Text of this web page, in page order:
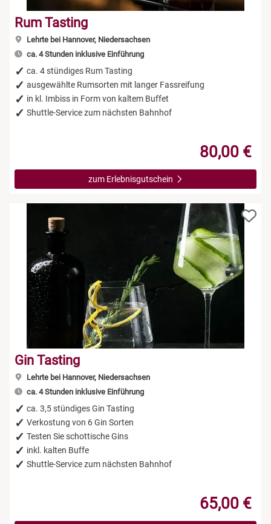
Rum Tasting
Lehrte bei Hannover, Niedersachsen
ca. 4 Stunden inklusive Einführung
ca. 4 stündiges Rum Tasting
ausgewählte Rumsorten mit langer Fassreifung
in kl. Imbiss in Form von kaltem Buffet
Shuttle-Service zum nächsten Bahnhof
80,00 €
zum Erlebnisgutschein
Gin Tasting
Lehrte bei Hannover, Niedersachsen
ca. 4 Stunden inklusive Einführung
ca. 3,5 stündiges Gin Tasting
Verkostung von 6 Gin Sorten
Testen Sie schottische Gins
inkl. kalten Buffe
Shuttle-Service zum nächsten Bahnhof
65,00 €